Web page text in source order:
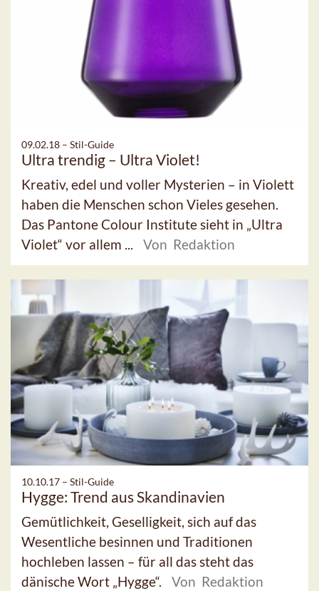
09.02.18 – Stil-Guide
Ultra trendig – Ultra Violet!
Kreativ, edel und voller Mysterien – in Violett
haben die Menschen schon Vieles gesehen.
Das Pantone Colour Institute sieht in „Ultra
Violet“ vor allem ...
Von Redaktion
10.10.17 – Stil-Guide
Hygge: Trend aus Skandinavien
Gemütlichkeit, Geselligkeit, sich auf das
Wesentliche besinnen und Traditionen
hochleben lassen – für all das steht das
dänische Wort „Hygge“.
Von Redaktion